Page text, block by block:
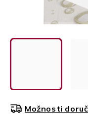
Možnosti